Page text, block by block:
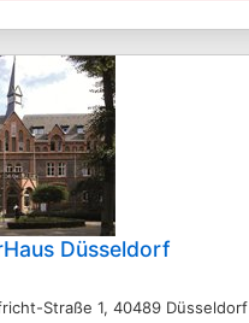
Düsseldorf
Straße 1, 40489 Düsseldorf